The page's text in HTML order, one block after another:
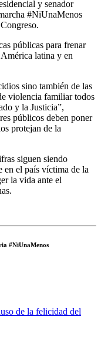
y senador
#NiUnaMenos
públicas para frenar
latina y en
sino también de las
violencia familiar todos
y la Justicia”,
públicos deben poner
protejan de la
siguen siendo
en el país víctima de la
la vida ante el
#NiUnaMenos
de la felicidad del